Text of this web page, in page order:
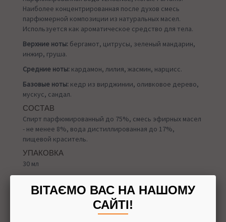
Наиболее концентрированная после духов смесь
парфюмерной композиции из натуральных масел.
Используется как ароматическое средство для тела.
Верхние ноты: бергамот, цитрусы, зеленый мандарин,
инжир, груша.
Средние ноты: кардамон, лилия, жасмин, нарцисс.
Базовые ноты: кедр из вирджинии, оливковое дерево,
мускус, сандал.
СОСТАВ
Спирт парфюмированный до 75%, смесь эфирных масел
- не менее 8%, вода дистиллированная до 17%,
пищевой краситель.
УПАКОВКА
30 мл
Назад вДухи
ВІТАЄМО ВАС НА НАШОМУ
САЙТІ!